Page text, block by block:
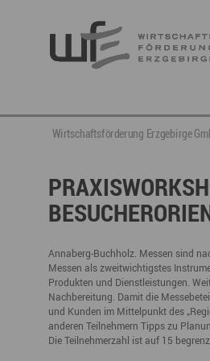
Berufsnachwuchs &
Partner vernetzen
Fachkräfte finden
Talente finden
Miet- und
aktuelle Angebote &
Projekte
Wirtschaftsservice
Berufsnachwuchs &
Gründung, Förderung
Innovation- und
Gründer- &
Annaberg
Neuigkeiten
Veranstaltungen
Ansprechpartner &
DGE
Wirtschaftsförderung Erzgebirge
Annaberg-Buchholz. Messen sind
Messen als zweitwichtigstes
Produkten und Dienstleistungen.
Nachbereitung. Damit die
und Kunden im Mittelpunkt des
anderen Teilnehmern Tipps zu
Die Teilnehmerzahl ist auf 15